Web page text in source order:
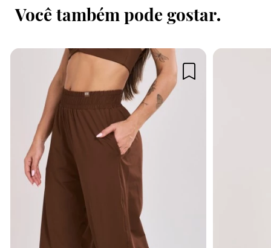
Você também pode gostar